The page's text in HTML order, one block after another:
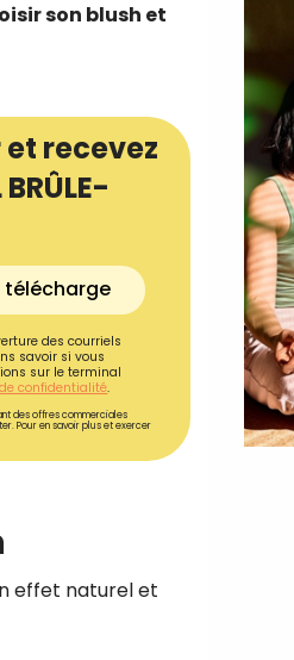
son blush et
recevez
télécharge
des courriels
savoir si vous
sur le terminal
confidentialité.
des offres commerciales
Pour en savoir plus et exercer
effet naturel et
180
de CROQ